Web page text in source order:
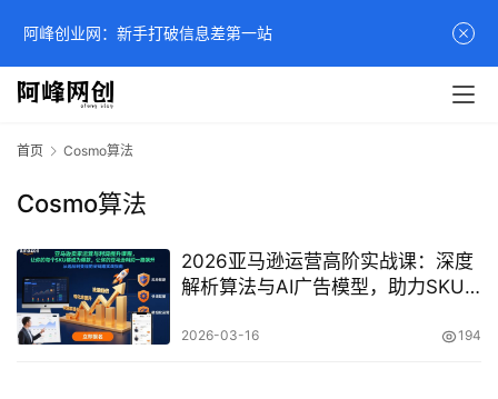
首页 Cosmo算法
Cosmo算法
2026亚马逊运营高阶实战课：深度
解析算法与AI广告模型，助力SKU
2026-03-16 194
阿峰创业网：新手打破信息差第一站